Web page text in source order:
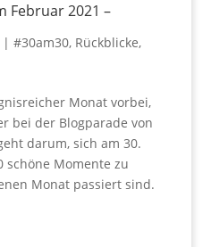
Februar 2021 –
| #30am30, Rückblicke,
Monat vorbei,
bei der Blogparade von
darum, sich am 30.
schöne Momente zu
Monat passiert sind.